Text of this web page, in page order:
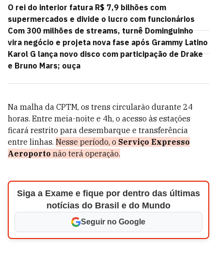
O rei do interior fatura R$ 7,9 bilhões com
supermercados e divide o lucro com funcionários
Com 300 milhões de streams, turnê Dominguinho
vira negócio e projeta nova fase após Grammy Latino
Karol G lança novo disco com participação de Drake
e Bruno Mars; ouça
Na malha da CPTM, os trens circularão durante 24
horas. Entre meia-noite e 4h, o acesso às estações
ficará restrito para desembarque e transferência
entre linhas. Nesse período, o Serviço Expresso
Aeroporto não terá operação.
Siga a Exame e fique por dentro das últimas
notícias do Brasil e do Mundo
Seguir no Google